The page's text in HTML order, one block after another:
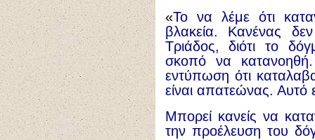
«Το να λέμε ότι
βλακεία. Κανένας
Τριάδος, διότι το
σκοπό να
εντύπωση ότι
είναι απατεώνας. Αυτό
Μπορεί κανείς να
την προέλευση του